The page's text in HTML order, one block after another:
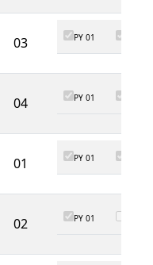
03 PY 01
04 PY 01
01 PY 01
02 PY 01